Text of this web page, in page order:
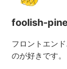
foolish-
フロントエン
のが好きです。